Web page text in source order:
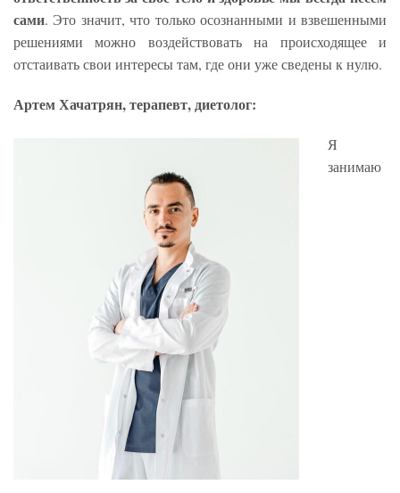
сами. Это значит, что только осознанными и взвешенными
решениями можно воздействовать на происходящее и
отстаивать свои интересы там, где они уже сведены к нулю.
Артем Хачатрян, терапевт, диетолог:
Я
занимаю